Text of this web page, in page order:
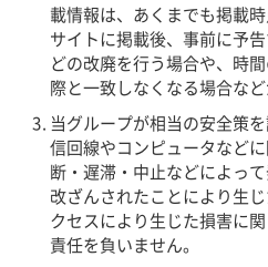
載情報は、あくまでも掲載
サイトに掲載後、事前に予
どの改廃を行う場合や、時
際と一致しなくなる場合など
当グループが相当の安全策
信回線やコンピュータなど
断・遅滞・中止などによっ
改ざんされたことにより生
クセスにより生じた損害に
責任を負いません。